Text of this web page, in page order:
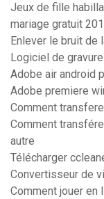
Jeux de fille
mariage gratuit
Enlever le bruit de
Logiciel de
Adobe air android
Adobe premiere
Comment
Comment
autre
Télécharger
Convertisseur de
Comment jouer en